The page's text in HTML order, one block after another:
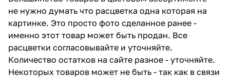
не нужно думать что расцветка одна которая на
картинке. Это просто фото сделанное ранее -
именно этот товар может быть продан. Все
расцветки согласовывайте и уточняйте.
Количество остатков на сайте разное - уточняйте.
Некоторых товаров может не быть - так как в связи